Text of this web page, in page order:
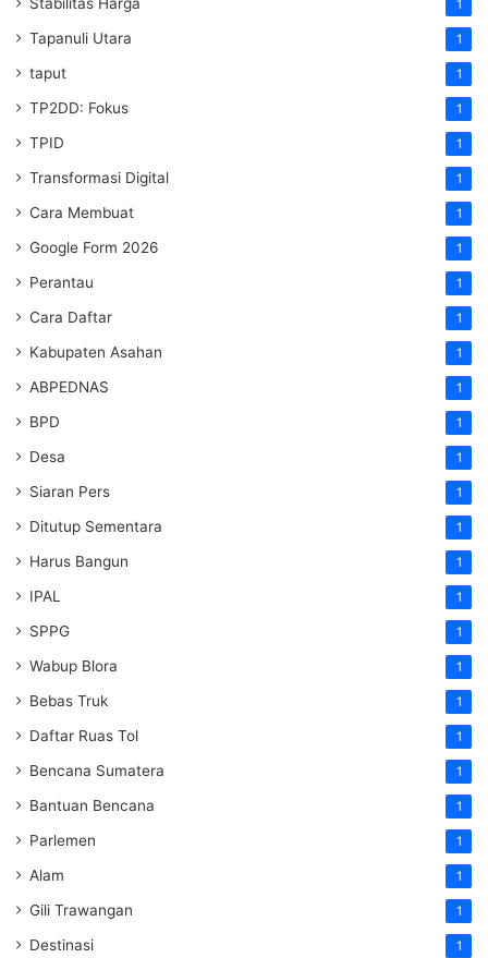
1
Tapanuli Utara 1
taput 1
TP2DD: Fokus 1
TPID 1
Transformasi Digital 1
Cara Membuat 1
Google Form 2026 1
Perantau 1
Cara Daftar 1
Kabupaten Asahan 1
ABPEDNAS 1
BPD 1
Desa 1
Siaran Pers 1
Ditutup Sementara 1
Harus Bangun 1
IPAL 1
SPPG 1
Wabup Blora 1
Bebas Truk 1
Daftar Ruas Tol 1
Bencana Sumatera 1
Bantuan Bencana 1
Parlemen 1
Alam 1
Gili Trawangan 1
Destinasi 1